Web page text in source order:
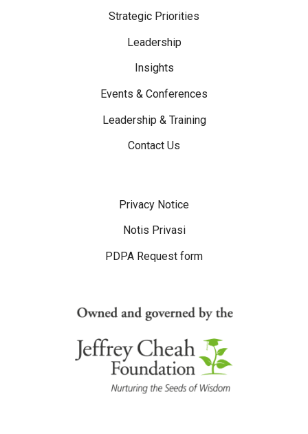
Strategic Priorities
Leadership
Insights
Events & Conferences
Leadership & Training
Contact Us
Privacy Notice
Notis Privasi
PDPA Request form